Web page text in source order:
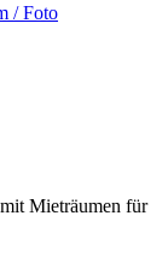
/ Foto
Mieträumen für